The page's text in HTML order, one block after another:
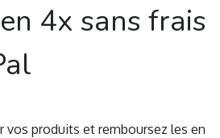
4x sans frais
vos produits et remboursez les en